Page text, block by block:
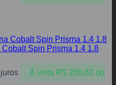
Spin Prisma 1.4 1.8
À vista R$206,82 no